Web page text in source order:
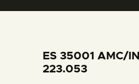
COLECCIONES
ES 35001 AMC/
223.053